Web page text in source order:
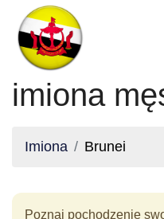
imiona
Imiona Brunei
Poznaj pochodzenie